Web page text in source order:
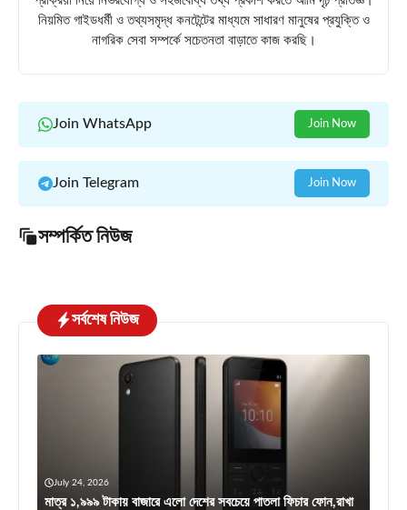
নিয়মিত গাইডধর্মী ও তথ্যসমৃদ্ধ কনটেন্টের মাধ্যমে সাধারণ মানুষের প্রযুক্তি ও
নাগরিক সেবা সম্পর্কে সচেতনতা বাড়াতে কাজ করছি।
Join WhatsApp Join Now
Join Telegram Join Now
সম্পর্কিত নিউজ
সর্বশেষ নিউজ
July 24, 2026
মাত্র ১,৯৯৯ টাকায় বাজারে এলো দেশের সবচেয়ে পাতলা ফিচার ফোন,রাখা